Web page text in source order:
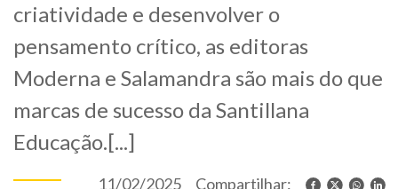
criatividade e desenvolver o
pensamento crítico, as editoras
Moderna e Salamandra são mais do que
marcas de sucesso da Santillana
Educação.[...]
11/02/2025 Compartilhar: